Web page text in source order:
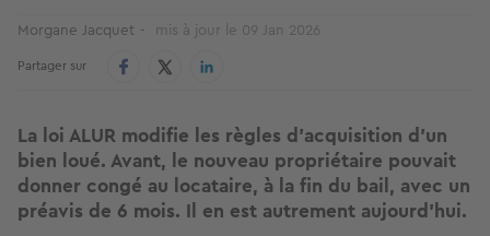
Morgane Jacquet mis à jour le 09 Jan 2026
Partager sur
La loi ALUR modifie les règles d'acquisition d'un
bien loué. Avant, le nouveau propriétaire pouvait
donner congé au locataire, à la fin du bail, avec un
préavis de 6 mois. Il en est autrement aujourd'hui.